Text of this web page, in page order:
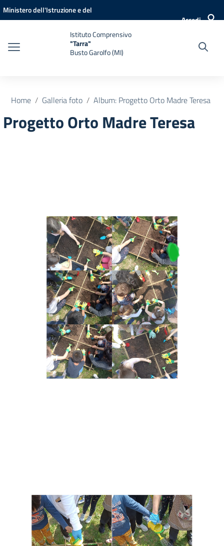
Vai ai contenuti
Vai al menu di navigazione
Vai al footer
Ministero dell'Istruzione e del
Accedi
Istituto Comprensivo
"Tarra"
Busto Garolfo (MI)
Home Galleria foto Album: Progetto Orto Madre Teresa
Progetto Orto Madre Teresa